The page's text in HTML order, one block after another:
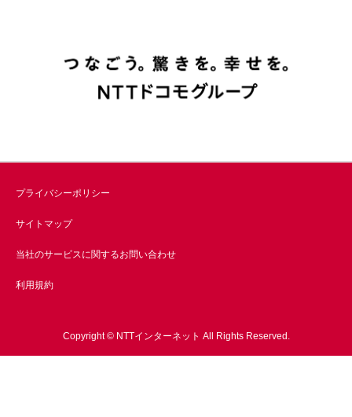
プライバシーポリシー
サイトマップ
当社のサービスに関するお問い合わせ
利用規約
Copyright © NTTインターネット All Rights Reserved.